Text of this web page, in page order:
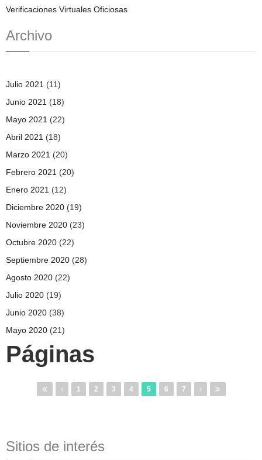
Verificaciones Virtuales Oficiosas
Archivo
Julio 2021 (11)
Junio 2021 (18)
Mayo 2021 (22)
Abril 2021 (18)
Marzo 2021 (20)
Febrero 2021 (20)
Enero 2021 (12)
Diciembre 2020 (19)
Noviembre 2020 (23)
Octubre 2020 (22)
Septiembre 2020 (28)
Agosto 2020 (22)
Julio 2020 (19)
Junio 2020 (38)
Mayo 2020 (21)
Páginas
1 2 3 4 5 6 7
Sitios de interés